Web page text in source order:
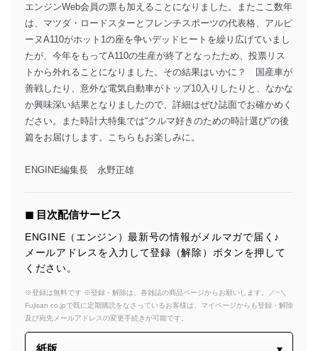
エンジンWeb会員の票も加えることになりました。またここ数年
は、マツダ・ロードスターとフレンチスポーツの代表格、アルピ
ーヌA110がホット1の座を争いデッドヒートを繰り広げていまし
たが、今年をもってA110の生産が終了となったため、投票リス
トから外れることになりました。その結果はいかに？ 国産車が
善戦したり、意外な電気自動車がトップ10入りしたりと、なかな
か興味深い結果となりましたので、詳細はぜひ誌面でお確かめく
ださい。また時計大特集では“クルマ好きのための時計選び”の後
篇をお届けします。こちらもお楽しみに。
ENGINE編集長 永野正雄
◼︎ 目次配信サービス
ENGINE（エンジン）最新号の情報がメルマガで届く♪
メールアドレスを入力して登録（解除）ボタンを押して
ください。
※登録は無料です ※登録・解除は、各雑誌の商品ページからお願いします。／~＼
Fujisan.co.jpで既に定期購読をなさっているお客様は、マイページからも登録・解除
及び宛先メールアドレスの変更手続きが可能です。